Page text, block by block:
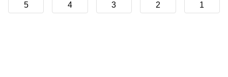
5 4 3 2 1